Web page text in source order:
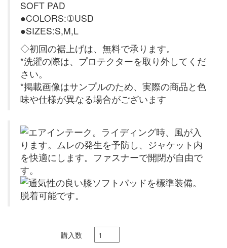
SOFT PAD
●COLORS:①USD
●SIZES:S,M,L
◇初回の裾上げは、無料で承ります。
*洗濯の際は、プロテクターを取り外してくだ
さい。
*掲載画像はサンプルのため、実際の商品と色
味や仕様が異なる場合がございます
購入数